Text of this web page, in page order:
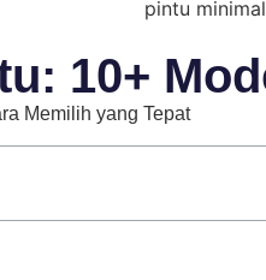
10+
Memilih yang Tepat